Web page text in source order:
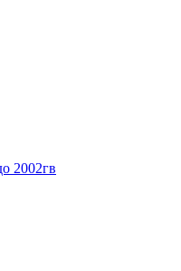
2002гв